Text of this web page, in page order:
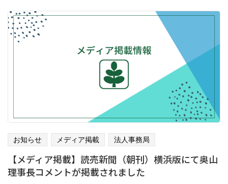
お知らせ メディア掲載 法人事務局
【メディア掲載】読売新聞（朝刊）横浜版にて奥山
理事長コメントが掲載されました